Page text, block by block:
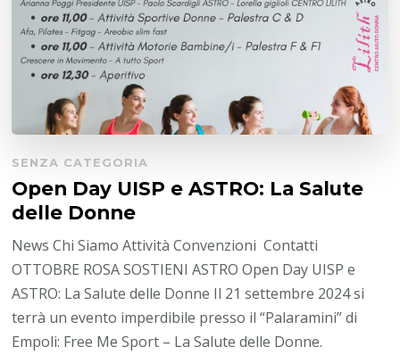
SENZA CATEGORIA
Open Day UISP e ASTRO: La Salute
delle Donne
News Chi Siamo Attività Convenzioni Contatti
OTTOBRE ROSA SOSTIENI ASTRO Open Day UISP e
ASTRO: La Salute delle Donne Il 21 settembre 2024 si
terrà un evento imperdibile presso il “Palaramini” di
Empoli: Free Me Sport – La Salute delle Donne.